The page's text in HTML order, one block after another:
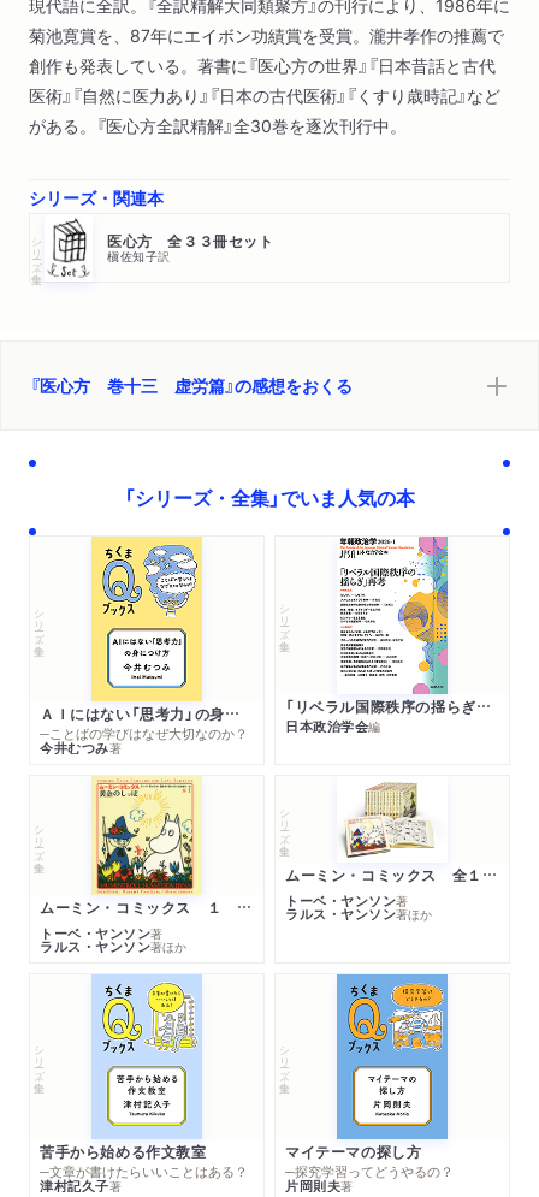
菊池寛賞を、87年にエイボン功績賞を受賞。瀧井孝作の推薦で
創作も発表している。著書に『医心方の世界』『日本昔話と古代
医術』『自然に医力あり』『日本の古代医術』『くすり歳時記』など
がある。『医心方全訳精解』全30巻を逐次刊行中。
シリーズ・関連本
シリーズ・全集 医心方 全３３冊セット
槇佐知子訳
『医心方 巻十三 虚労篇』の感想をおくる
「シリーズ・全集」でいま人気の本
シリーズ・全集
ＡＩにはない「思考力」の身につけ方
─ことばの学びはなぜ大切なのか？
今井むつみ著
シリーズ・全集
「リベラル国際秩序の揺らぎ」再考 年報政治学２０２６‐Ⅰ
日本政治学会編
シリーズ・全集
ムーミン・コミックス １ 黄金のしっぽ
トーベ・ヤンソン著
ラルス・ヤンソン著ほか
シリーズ・全集
ムーミン・コミックス 全１４巻セット
トーベ・ヤンソン著
ラルス・ヤンソン著ほか
シリーズ・全集
苦手から始める作文教室
─文章が書けたらいいことはある？
津村記久子著
シリーズ・全集
マイテーマの探し方
─探究学習ってどうやるの？
片岡則夫著